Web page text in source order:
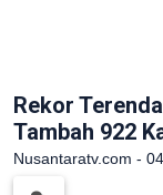
Rekor
Tambah 922
Nusantaratv.com -